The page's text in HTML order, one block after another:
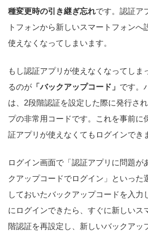
種変更時の引き継ぎ忘れです。認証ア
トフォンから新しいスマートフォンへ
使えなくなってしまいます。
もし認証アプリが使えなくなってしま
るのが 「バックアップコード」 です。
は、2段階認証を設定した際に発行さ
プの非常用コードです。これを事前に
証アプリが使えなくてもログインでき
ログイン画面で「認証アプリに問題が
クアップコードでログイン」といった
しておいたバックアップコードを入力
にログインできたら、すぐに新しいス
階認証を再設定し、新しいバックアッ